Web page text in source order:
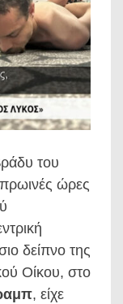
του
ώρες
δείπνο της
Οίκου, στο
, είχε